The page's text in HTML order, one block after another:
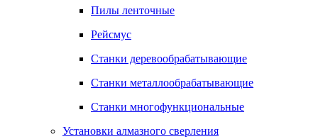
Пилы ленточные
Рейсмус
Станки деревообрабатывающие
Станки металлообрабатывающие
Станки многофункциональные
Установки алмазного сверления